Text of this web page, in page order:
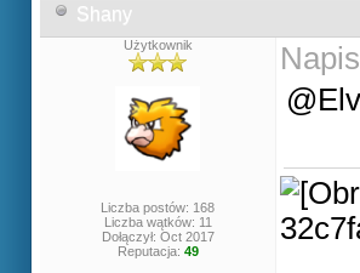
Shany
Użytkownik
Liczba postów: 168
Liczba wątków: 11
Dołączył: Oct 2017
Reputacja: 49